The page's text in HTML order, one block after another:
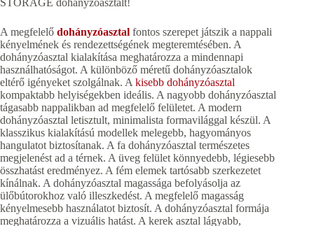
A megfelelő dohányzóasztal fontos szerepet játszik a nappali
kényelmének és rendezettségének megteremtésében. A
dohányzóasztal kialakítása meghatározza a mindennapi
használhatóságot. A különböző méretű dohányzóasztalok
eltérő igényeket szolgálnak. A kisebb dohányzóasztal
kompaktabb helyiségekben ideális. A nagyobb dohányzóasztal
tágasabb nappalikban ad megfelelő felületet. A modern
dohányzóasztal letisztult, minimalista formavilággal készül. A
klasszikus kialakítású modellek melegebb, hagyományos
hangulatot biztosítanak. A fa dohányzóasztal természetes
megjelenést ad a térnek. A üveg felület könnyedebb, légiesebb
összhatást eredményez. A fém elemek tartósabb szerkezetet
kínálnak. A dohányzóasztal magassága befolyásolja az
ülőbútorokhoz való illeszkedést. A megfelelő magasság
kényelmesebb használatot biztosít. A dohányzóasztal formája
meghatározza a vizuális hatást. A kerek asztal lágyabb,